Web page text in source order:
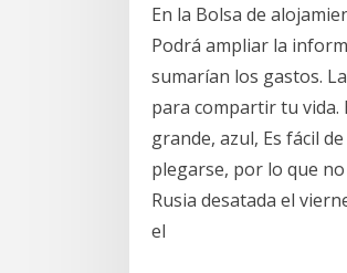
En la Bolsa de
Podrá ampliar la
sumarían los gastos.
para compartir tu vida.
grande, azul, Es fácil
plegarse, por lo que
Rusia desatada el
el